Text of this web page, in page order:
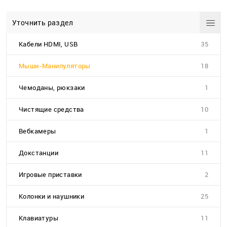
Уточнить раздел
Кабели HDMI, USB 35
Мыши-Манипуляторы 18
Чемоданы, рюкзаки 1
Чистящие средства 10
Вебкамеры 1
Докстанции 11
Игровые приставки 2
Колонки и наушники 25
Клавиатуры 11